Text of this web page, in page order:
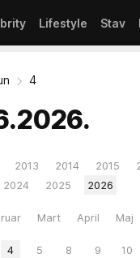
Lifestyle Stav
4
2013 2014 2015
2024 2025 2026
Mart April Maj
4 5 8 9 10